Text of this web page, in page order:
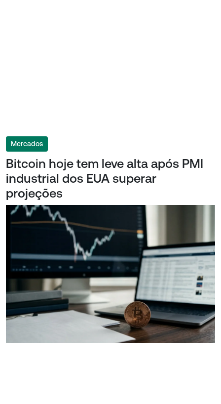
Mercados
Bitcoin hoje tem leve alta após PMI
industrial dos EUA superar
projeções